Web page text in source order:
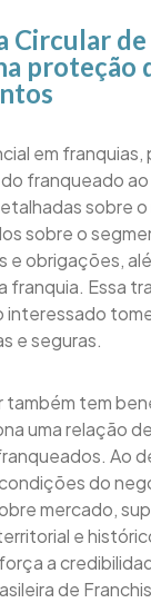
Circular
proteção
em
franqueado
sobre o
sobre o
e obrigações,
franquia. Essa
interessado
e seguras.
tem
uma relação
Ao
do
mercado,
e
a
de